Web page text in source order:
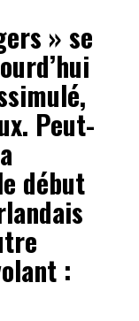
» se
Peut-
début
: